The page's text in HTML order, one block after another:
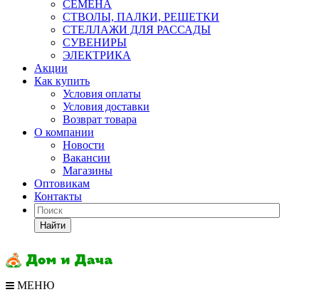
СЕМЕНА
СТВОЛЫ, ПАЛКИ, РЕШЕТКИ
СТЕЛЛАЖИ ДЛЯ РАССАДЫ
СУВЕНИРЫ
ЭЛЕКТРИКА
Акции
Как купить
Условия оплаты
Условия доставки
Возврат товара
О компании
Новости
Вакансии
Магазины
Оптовикам
Контакты
Найти
МЕНЮ